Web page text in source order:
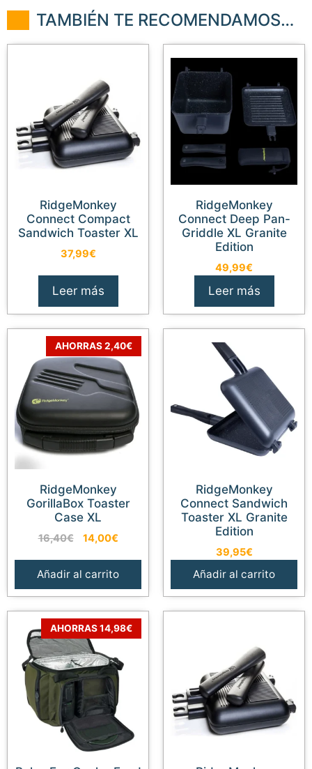
TAMBIÉN TE RECOMENDAMOS…
RidgeMonkey
Connect Compact
Sandwich Toaster XL
37,99€
Leer más
RidgeMonkey
Connect Deep Pan-
Griddle XL Granite
Edition
49,99€
Leer más
AHORRAS 2,40€
RidgeMonkey
GorillaBox Toaster
Case XL
16,40€
El
original
era:
16,40€.
14,00€El
es:
14,00€.
Añadir al carrito
RidgeMonkey
Connect Sandwich
Toaster XL Granite
Edition
39,95€
Añadir al carrito
AHORRAS 14,98€